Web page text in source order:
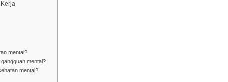
mental?
mental?
mental?